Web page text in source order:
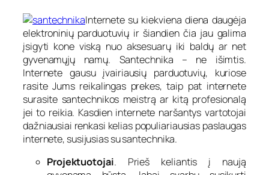
Internete su kiekviena diena daugėja
elektroninių parduotuvių ir šiandien čia jau galima
įsigyti kone viską nuo aksesuarų iki baldų ar net
gyvenamųjų namų. Santechnika – ne išimtis.
Internete gausu įvairiausių parduotuvių, kuriose
rasite Jums reikalingas prekes, taip pat internete
surasite santechnikos meistrą ar kitą profesionalą
jei to reikia. Kasdien internete naršantys vartotojai
dažniausiai renkasi kelias populiariausias paslaugas
internete, susijusias su santechnika.
Projektuotojai. Prieš keliantis į naują